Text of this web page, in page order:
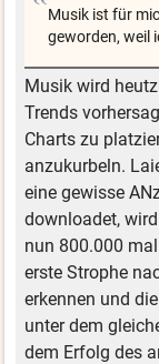
Musik ist für
geworden, weil
Musik wird
Trends
Charts zu
anzukurbeln.
eine gewisse
downloadet,
nun 800.000
erste Strophe
erkennen und
unter dem
dem Erfolg des